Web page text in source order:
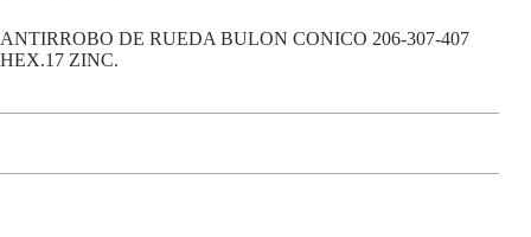
ANTIRROBO DE RUEDA BULON CONICO 206-307-407
HEX.17 ZINC.